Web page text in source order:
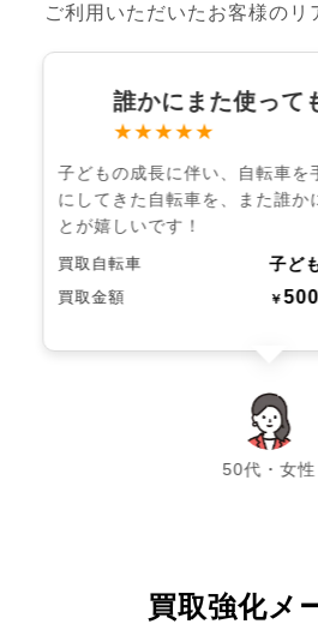
ご利用いただいたお客様のリ
誰かにまた使って
★★★★★
子どもの成長に伴い、自転車を
にしてきた自転車を、また誰か
とが嬉しいです！
買取自転車 子ど
買取金額 ￥500
50代・女性
chevron_left chevron_right
買取強化メ